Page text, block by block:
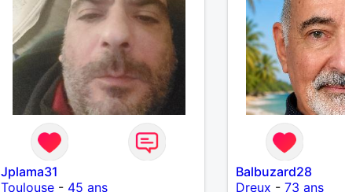
Jplama31
Toulouse- 45 ans
Balbuzard28
Dreux - 73 ans